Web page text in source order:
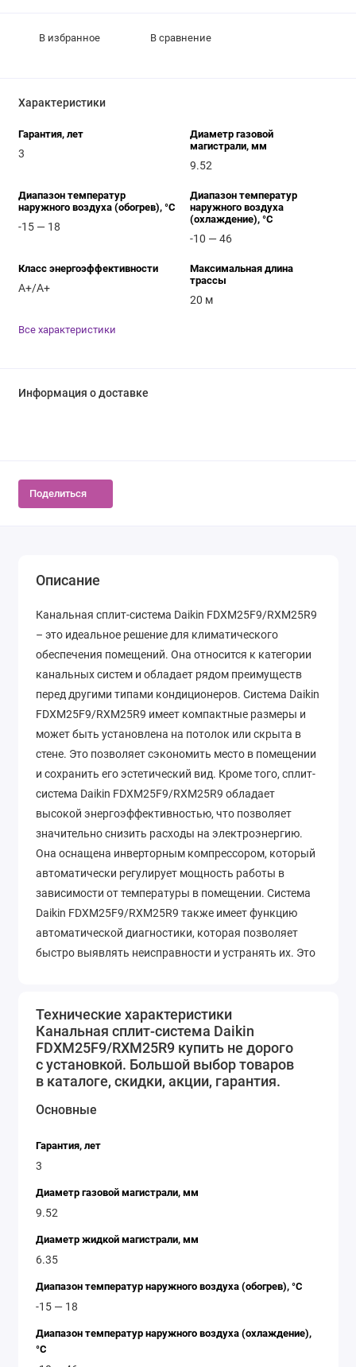
В избранное В сравнение
Характеристики
Гарантия, лет
3
Диаметр газовой
магистрали, мм
9.52
Диапазон температур
наружного воздуха (обогрев), °C
-15 — 18
Диапазон температур
наружного воздуха
(охлаждение), °C
-10 — 46
Класс энергоэффективности
A+/A+
Максимальная длина
трассы
20 м
Все характеристики
Информация о доставке
Поделиться
Описание
Канальная сплит-система Daikin FDXM25F9/RXM25R9
– это идеальное решение для климатического
обеспечения помещений. Она относится к категории
канальных систем и обладает рядом преимуществ
перед другими типами кондиционеров. Система Daikin
FDXM25F9/RXM25R9 имеет компактные размеры и
может быть установлена на потолок или скрыта в
стене. Это позволяет сэкономить место в помещении
и сохранить его эстетический вид. Кроме того, сплит-
система Daikin FDXM25F9/RXM25R9 обладает
высокой энергоэффективностью, что позволяет
значительно снизить расходы на электроэнергию.
Она оснащена инверторным компрессором, который
автоматически регулирует мощность работы в
зависимости от температуры в помещении. Система
Daikin FDXM25F9/RXM25R9 также имеет функцию
автоматической диагностики, которая позволяет
быстро выявлять неисправности и устранять их. Это
Daikin FDXM25F9/RXM25R9 поставляется пульт
дистанционного управления, который позволяет
управлять работой системы из любой точки
помещения. Кроме того, система имеет функцию
таймера, которая позволяет задать время
включения и выключения кондиционера. Вывод:
– это надежное и эффективное решение для
климатического обеспечения помещений. Она
обладает компактными размерами, высокой
энергоэффективностью, функцией автоматической
комфортный микроклимат в любое время года.
Технические характеристики
Канальная сплит-система Daikin
FDXM25F9/RXM25R9 купить не дорого
с установкой. Большой выбор товаров
в каталоге, скидки, акции, гарантия.
Основные
Гарантия, лет
3
Диаметр газовой магистрали, мм
9.52
Диаметр жидкой магистрали, мм
6.35
Диапазон температур наружного воздуха (обогрев), °C
-15 — 18
Диапазон температур наружного воздуха (охлаждение),
°C